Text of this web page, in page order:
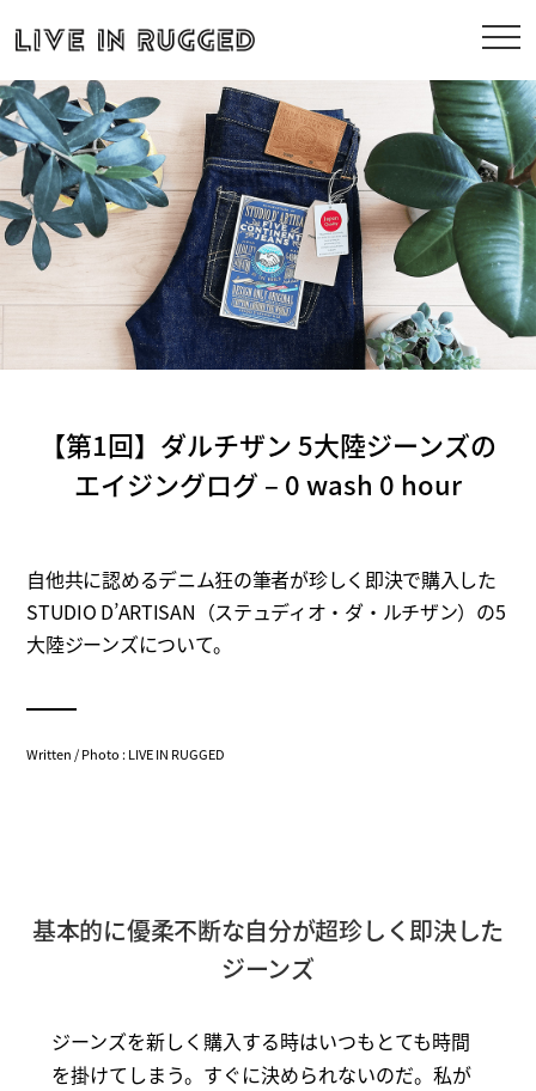
【第1回】ダルチザン 5大陸ジーンズの
エイジングログ – 0 wash 0 hour
自他共に認めるデニム狂の筆者が珍しく即決で購入した
STUDIO D’ARTISAN（ステュディオ・ダ・ルチザン）の5
大陸ジーンズについて。
Written / Photo : LIVE IN RUGGED
基本的に優柔不断な自分が超珍しく即決した
ジーンズ
ジーンズを新しく購入する時はいつもとても時間
を掛けてしまう。すぐに決められないのだ。私が